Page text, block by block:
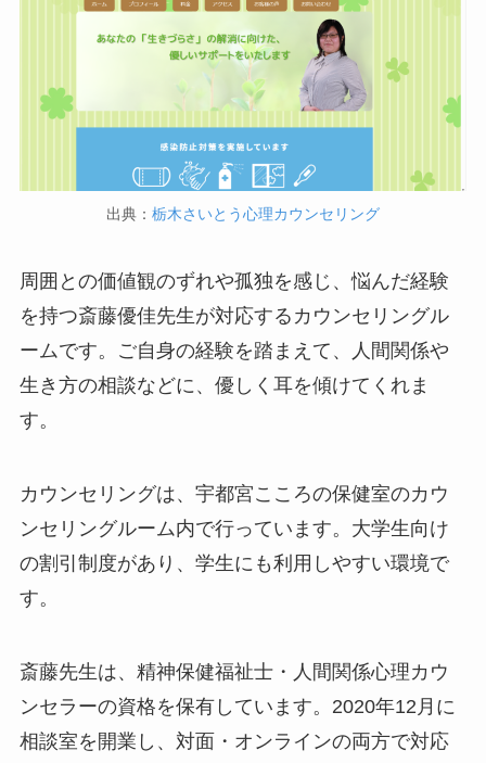
出典： 栃木さいとう心理カウンセリング
周囲との価値観のずれや孤独を感じ、悩んだ経験
を持つ斎藤優佳先生が対応するカウンセリングル
ームです。ご自身の経験を踏まえて、人間関係や
生き方の相談などに、優しく耳を傾けてくれま
す。
カウンセリングは、宇都宮こころの保健室のカウ
ンセリングルーム内で行っています。大学生向け
の割引制度があり、学生にも利用しやすい環境で
す。
斎藤先生は、精神保健福祉士・人間関係心理カウ
ンセラーの資格を保有しています。2020年12月に
相談室を開業し、対面・オンラインの両方で対応